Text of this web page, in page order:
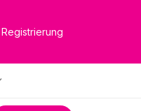
Registrierung